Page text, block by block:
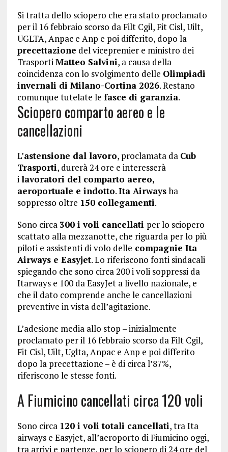
Si tratta dello sciopero che era stato proclamato
per il 16 febbraio scorso da Filt Cgil, Fit Cisl, Uilt,
UGLTA, Anpac e Anp e poi differito, dopo la
precettazione del vicepremier e ministro dei
TrasportiMatteo Salvini, a causa della
coincidenza con lo svolgimento delle Olimpiadi
invernali di Milano-Cortina 2026. Restano
comunque tutelate le fasce di garanzia.
Sciopero comparto aereo e le
cancellazioni
L’astensione dal lavoro, proclamata da Cub
Trasporti, durerà 24 ore e interesserà
ilavoratori del comparto aereo,
aeroportuale e indotto.Ita Airwaysha
soppresso oltre 150 collegamenti.
Sono circa300 i voli cancellati per lo sciopero
scattato alla mezzanotte, che riguarda per lo più
piloti e assistenti di volo delle compagnie Ita
Airways e Easyjet. Lo riferiscono fonti sindacali
spiegando che sono circa 200 i voli soppressi da
Itarways e 100 da EasyJet a livello nazionale, e
che il dato comprende anche le cancellazioni
preventive in vista dell’agitazione.
L’adesione media allo stop – inizialmente
proclamato per il 16 febbraio scorso da Filt Cgil,
Fit Cisl, Uilt, Uglta, Anpac e Anp e poi differito
dopo la precettazione – è di circa l’87%,
riferiscono le stesse fonti.
A Fiumicino cancellati circa 120 voli
Sono circa 120 i voli totali cancellati, tra Ita
airways e Easyjet, all’aeroporto di Fiumicino oggi,
tra arrivi e partenze, per lo sciopero di 24 ore del